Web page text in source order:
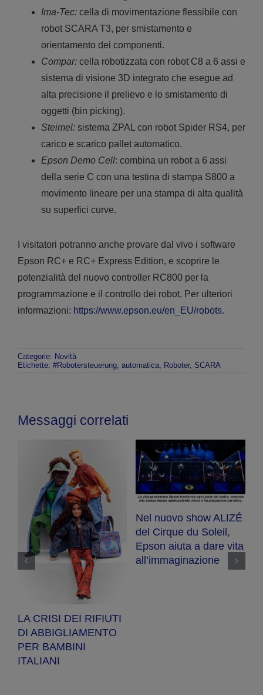
Ima-Tec: cella di movimentazione flessibile con
robot SCARA T3, per smistamento e
orientamento dei componenti.
Compar: cella robotizzata con robot C8 a 6 assi e
sistema di visione 3D integrato che esegue ad
alta precisione il prelievo e lo smistamento di
oggetti (bin picking).
Steimel: sistema ZPAL con robot Spider RS4, per
carico e scarico pallet automatico.
Epson Demo Cell: combina un robot a 6 assi
della serie C con una testina di stampa S800 a
movimento lineare per una stampa di alta qualità
su superfici curve.
I visitatori potranno anche provare dal vivo i software
Epson RC+ e RC+ Express Edition, e scoprire le
potenzialità del nuovo controller RC800 per la
programmazione e il controllo dei robot. Per ulteriori
informazioni: https://www.epson.eu/en_EU/robots.
Categorie: Novità
Etichette: #Robotersteuerung, automatica, Roboter, SCARA
Messaggi correlati
LA CRISI DEI RIFIUTI
DI ABBIGLIAMENTO
PER BAMBINI
ITALIANI
Nel nuovo show ALIZÉ
del Cirque du Soleil,
Epson aiuta a dare vita
all’immaginazione